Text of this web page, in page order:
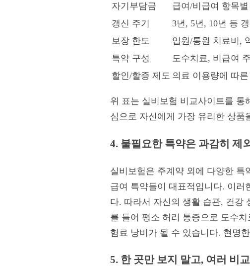
자기부담금
급여/비급여 항목
갱신 주기
3년, 5년, 10년 등
보장 한도
입원/통원 치료비,
특약 구성
도수치료, 비급여
할인/할증 제도 의료 이용량에 따
위 표는 실비보험 비교사이트를
심으로 자신에게 가장 유리한 상품
4. 불필요한 특약은 과감히 제
실비보험은 주계약 외에 다양한 특
급여 특약들이 대표적입니다. 이러
다. 따라서 자신의 생활 습관, 건강
를 들어 평소 허리 통증으로 도수
험료 낭비가 될 수 있습니다. 현명
5. 한 곳만 보지 말고, 여러 비